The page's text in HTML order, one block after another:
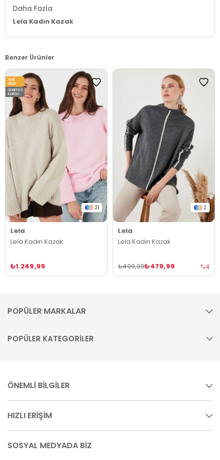
Daha Fazla
Lela Kadın Kazak
Benzer Ürünler
21
Lela
Lela Kadın Kazak
₺1.249,99
YENI
ÜRÜN
ÜCRETSIZ
KARGO
2
Lela
Lela Kadın Kazak
₺479,99
₺499,99 %4
POPÜLER MARKALAR
POPÜLER KATEGORİLER
ÖNEMLİ BİLGİLER
HIZLI ERİŞİM
SOSYAL MEDYADA BİZ